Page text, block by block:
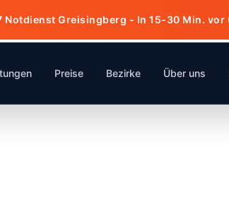
Notdienst Greisingberg - In 15-30 Min. vor
Preise Bezirke Über uns